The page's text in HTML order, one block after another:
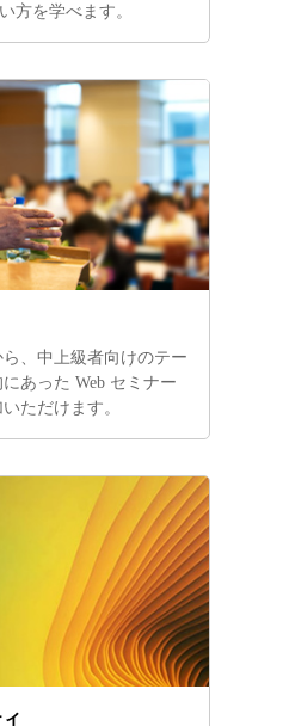
方を学べます。
、中上級者向けのテー
あった Web セミナー
ただけます。